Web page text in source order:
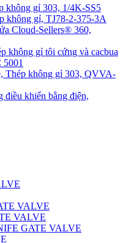
không gỉ 303, 1/4K-SS5
không gỉ, TJ78-2-375-3A
Cloud-Sellers® 360,
không gỉ tôi cứng và cacbua
Thép không gỉ 303, QVVA-
khiển bằng điện,
VALVE
VALVE
GATE VALVE